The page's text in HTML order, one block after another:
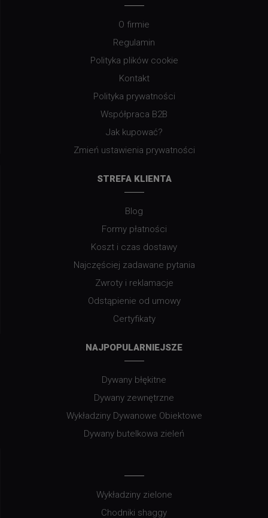
O firmie
Regulamin
Polityka plików cookie
Kontakt
Polityka prywatności
Współpraca B2B
Jak kupować?
Zmień ustawienia prywatności
STREFA KLIENTA
Blog
Formy płatności
Koszt i czas dostawy
Najczęściej zadawane pytania
Zwroty i reklamacje
Odstąpienie od umowy
Certyfikaty
NAJPOPULARNIEJSZE
Dywany błękitne
Dywany zewnętrzne
Wykładziny Dywanowe Obiektowe
Dywany butelkowa zieleń
Wykładziny zielone
Chodniki shaggy